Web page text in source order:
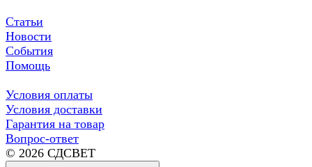
Статьи
Новости
События
Помощь
Условия оплаты
Условия доставки
Гарантия на товар
Вопрос-ответ
© 2026 СДСВЕТ